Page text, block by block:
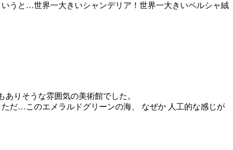
うと…世界一大きいシャンデリア！世界一大きいペルシャ絨
りそうな雰囲気の美術館でした。
だ…このエメラルドグリーンの海、 なぜか 人工的な感じが